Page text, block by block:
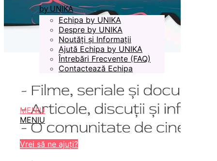
by UNIKA
Echipa by UNIKA
Despre by UNIKA
Noutăți și Informații
Ajută Echipa by UNIKA
Întrebări Frecvente (FAQ)
Contactează Echipa
MENIU
MENIU
Vrei să ne ajuți?